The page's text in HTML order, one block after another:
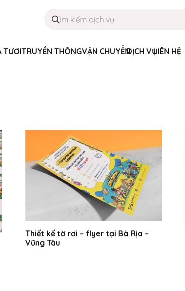
TƯƠITRUYỀN THÔNGVẬN CHUYỂNDỊCH VỤLIÊN HỆ
Thiết kế tờ rơi – flyer tại Bà Rịa –
Vũng Tàu